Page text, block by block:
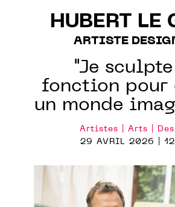
HUBERT LE
ARTISTE
"Je
fonction pour
un monde
Artistes | Arts |
29 AVRIL 2026 |